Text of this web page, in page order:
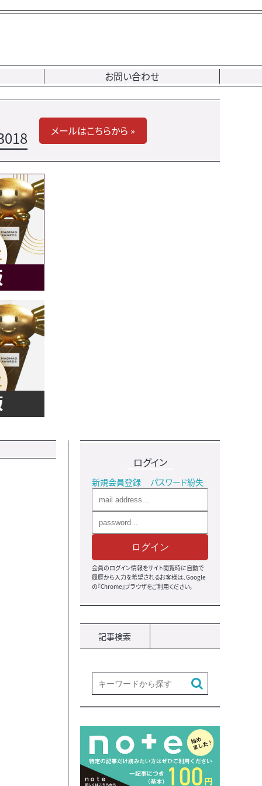
お問い合わせ
メールはこちらから »
ログイン
新規会員登録 パスワード紛失
ログイン
会員のログイン情報をサイト閲覧時に自動で
履歴から入力を希望されるお客様は、Google
の『Chrome』ブラウザをご利用ください。
記事検索